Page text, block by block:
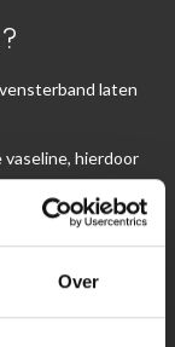
Over
laten
hierdoor